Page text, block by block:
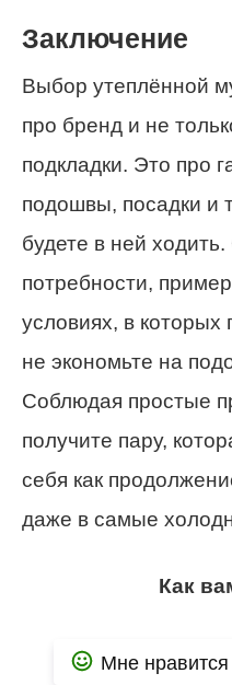
Заключение
Выбор утеплённой
про бренд и не
подкладки. Это про
подошвы, посадки и
будете в ней
потребности,
условиях, в которых
не экономьте на
Соблюдая простые
получите пару,
себя как
даже в самые
Как
Мне нравится